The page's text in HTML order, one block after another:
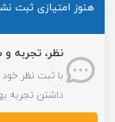
هنوز امتیازی ثبت
نظر، تجربه و
با ثبت نظر خود
داشتن تجربه